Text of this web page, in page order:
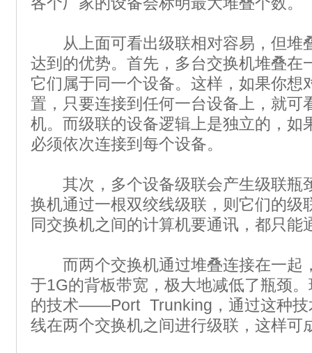
从上面可看出级联相对容易，但堆
达到的优势。首先，多台交换机堆叠在
它们属于同一个设备。这样，如果你想
置，只要连接到任何一台设备上，就可
机。而级联的设备逻辑上是独立的，如
必须依次连接到每个设备。
其次，多个设备级联会产生级联瓶
换机通过一根双绞线级联，则它们的级
同交换机之间的计算机要通讯，都只能
而两个交换机通过堆叠连接在一起
于1G的背板带宽，极大地减低了瓶颈
的技术——Port Trunking，通过这种技
线在两个交换机之间进行级联，这样可